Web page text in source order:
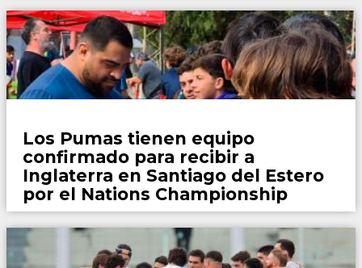
Los Pumas tienen equipo
confirmado para recibir a
Inglaterra en Santiago del Estero
por el Nations Championship